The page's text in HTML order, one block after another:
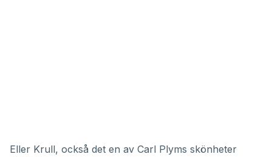
Eller Krull, också det en av Carl Plyms skönheter